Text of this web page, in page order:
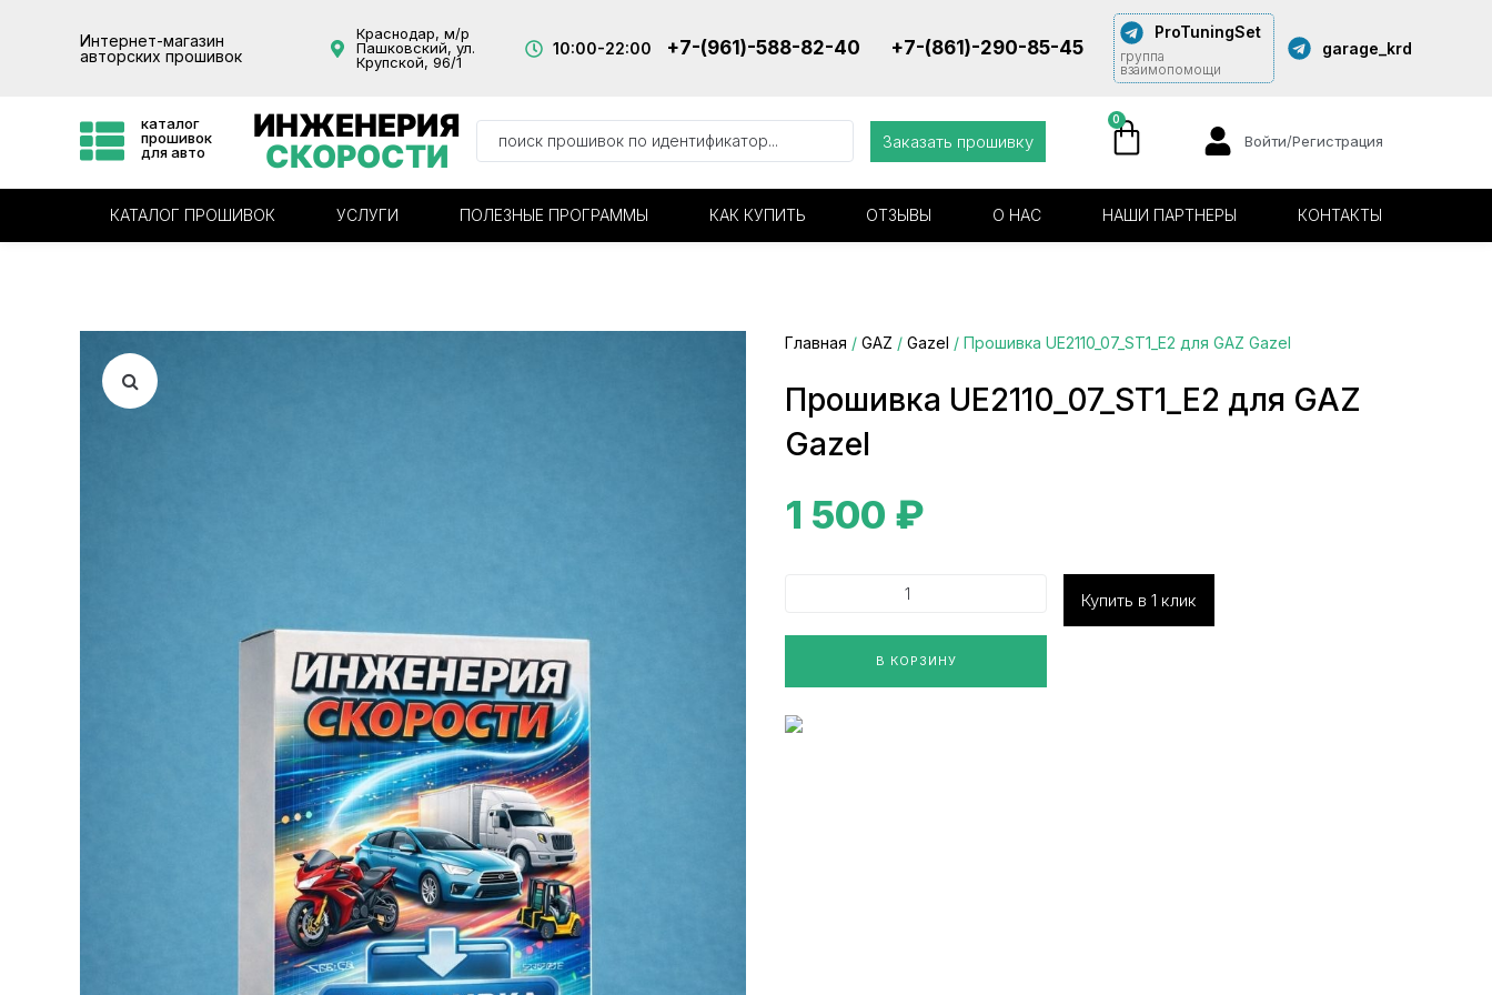
Интернет-магазин
авторских прошивок
Краснодар, м/р
Пашковский, ул.
Крупской, 96/1
10:00-22:00 +7-(961)-588-82-40 +7-(861)-290-85-45
ProTuningSet
группа
взаимопомощи
garage_krd
каталог
прошивок
для авто
ИНЖЕНЕРИЯ
СКОРОСТИ
Заказать прошивку
0
Войти/Регистрация
КАТАЛОГ ПРОШИВОК УСЛУГИ ПОЛЕЗНЫЕ ПРОГРАММЫ КАК КУПИТЬ ОТЗЫВЫ О НАС НАШИ ПАРТНЕРЫ КОНТАКТЫ
Главная / GAZ / Gazel / Прошивка UE2110_07_ST1_E2 для GAZ Gazel
Прошивка UE2110_07_ST1_E2 для GAZ
Gazel
1 500 ₽
В КОРЗИНУ
Купить в 1 клик